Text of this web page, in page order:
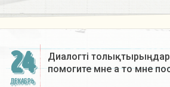
24
ДЕКАБРЬ
Диалогті
помогите мне а то мне